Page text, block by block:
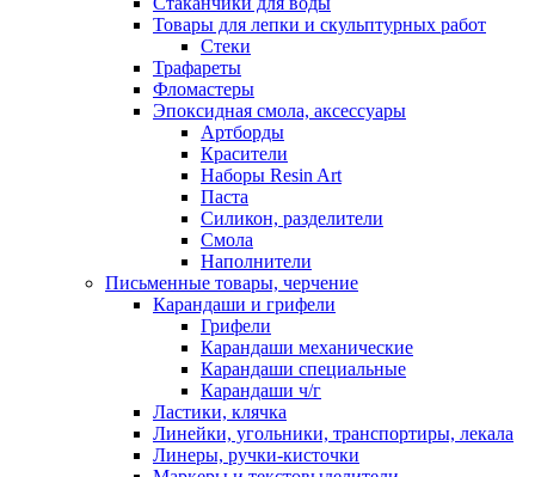
Товары для лепки и скульптурных работ
Стеки
Трафареты
Фломастеры
Эпоксидная смола, аксессуары
Артборды
Красители
Наборы Resin Art
Паста
Силикон, разделители
Смола
Наполнители
Письменные товары, черчение
Карандаши и грифели
Грифели
Карандаши механические
Карандаши специальные
Карандаши ч/г
Ластики, клячка
Линейки, угольники, транспортиры, лекала
Линеры, ручки-кисточки